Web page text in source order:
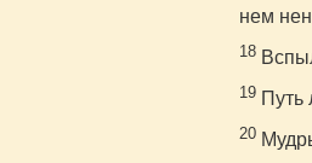
нем
18
19 Путь
20